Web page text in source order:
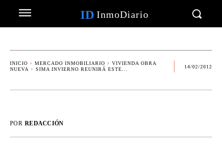
ID InmoDiario
INICIO MERCADO INMOBILIARIO
VIVIENDA OBRA
NUEVA
SIMA INVIERNO REUNIRÁ ESTE...
14/02/2012
POR REDACCIÓN